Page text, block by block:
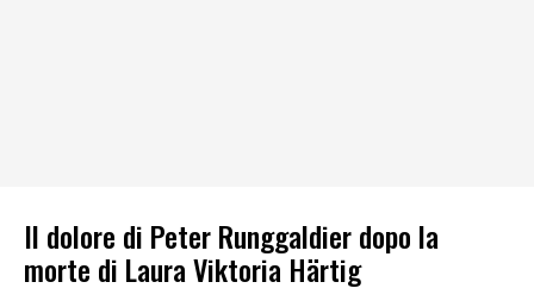
Il dolore di Peter Runggaldier dopo la
morte di Laura Viktoria Härtig